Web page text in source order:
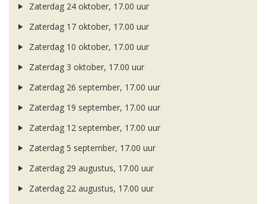
Zaterdag 24 oktober, 17.00 uur
Zaterdag 17 oktober, 17.00 uur
Zaterdag 10 oktober, 17.00 uur
Zaterdag 3 oktober, 17.00 uur
Zaterdag 26 september, 17.00 uur
Zaterdag 19 september, 17.00 uur
Zaterdag 12 september, 17.00 uur
Zaterdag 5 september, 17.00 uur
Zaterdag 29 augustus, 17.00 uur
Zaterdag 22 augustus, 17.00 uur